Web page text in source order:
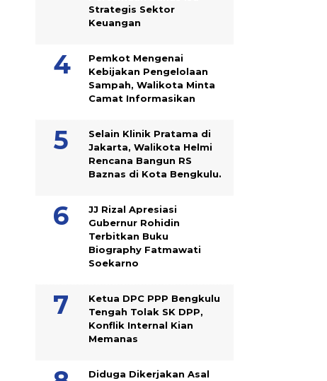
Strategis Sektor
Keuangan
Pemkot Mengenai
Kebijakan Pengelolaan
Sampah, Walikota Minta
Camat Informasikan
Selain Klinik Pratama di
Jakarta, Walikota Helmi
Rencana Bangun RS
Baznas di Kota Bengkulu.
JJ Rizal Apresiasi
Gubernur Rohidin
Terbitkan Buku
Biography Fatmawati
Soekarno
Ketua DPC PPP Bengkulu
Tengah Tolak SK DPP,
Konflik Internal Kian
Memanas
Diduga Dikerjakan Asal